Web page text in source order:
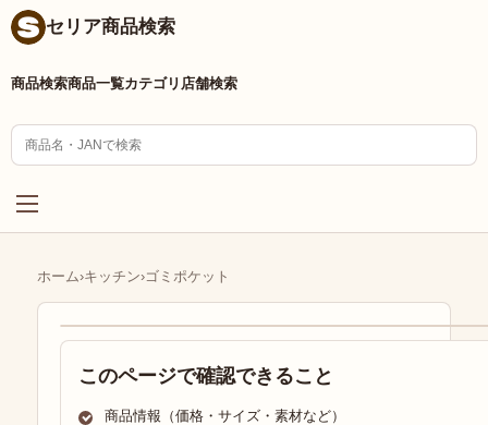
セリア商品検索
商品検索商品一覧カテゴリ 店舗検索
ホーム›キッチン›ゴミポケット
このページで確認できること
商品情報（価格・サイズ・素材など）